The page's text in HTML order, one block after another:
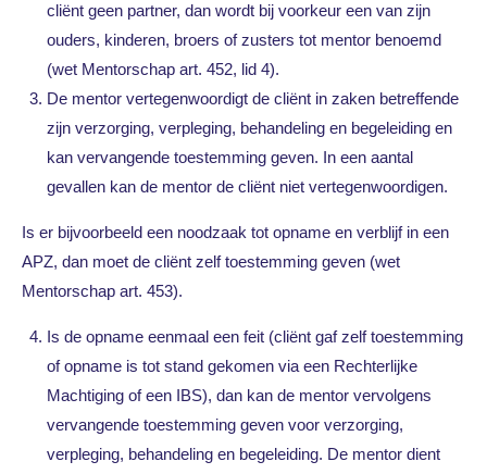
cliënt geen partner, dan wordt bij voorkeur een van zijn
ouders, kinderen, broers of zusters tot mentor benoemd
(wet Mentorschap art. 452, lid 4).
De mentor vertegenwoordigt de cliënt in zaken betreffende
zijn verzorging, verpleging, behandeling en begeleiding en
kan vervangende toestemming geven. In een aantal
gevallen kan de mentor de cliënt niet vertegenwoordigen.
Is er bijvoorbeeld een noodzaak tot opname en verblijf in een
APZ, dan moet de cliënt zelf toestemming geven (wet
Mentorschap art. 453).
Is de opname eenmaal een feit (cliënt gaf zelf toestemming
of opname is tot stand gekomen via een Rechterlijke
Machtiging of een IBS), dan kan de mentor vervolgens
vervangende toestemming geven voor verzorging,
verpleging, behandeling en begeleiding. De mentor dient